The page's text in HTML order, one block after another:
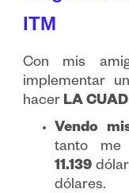
ITM
Con mis
implementar
hacer LA
Vendo
tanto
11.139
dólares.